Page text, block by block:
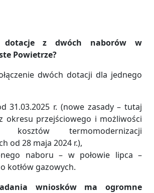
dotacje z dwóch naborów w
Powietrze?
dwóch dotacji dla jednego
31.03.2025 r. (nowe zasady – tutaj
okresu przejściowego i możliwości
kosztów termomodernizacji
od 28 maja 2024 r.),
naboru – w połowie lipca –
kotłów gazowych.
wniosków ma ogromne